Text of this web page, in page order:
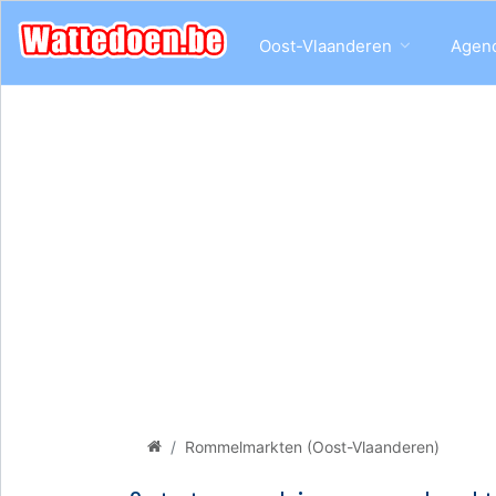
Oost-Vlaanderen
Rommelmarkten (Oost-Vlaanderen)